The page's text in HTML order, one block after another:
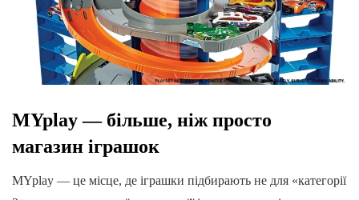
MYplay — більше, ніж просто
магазин іграшок
MYplay — це місце, де іграшки підбирають не для «категорії